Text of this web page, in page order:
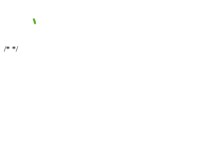
/* */